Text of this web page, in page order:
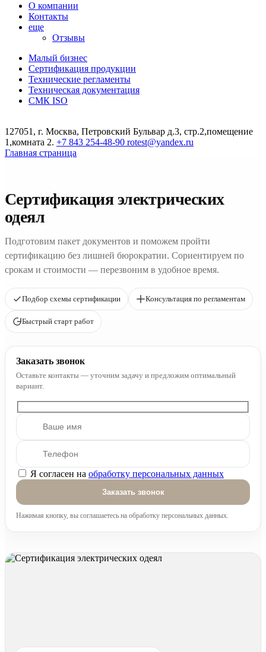
О компании
Контакты
еще
Отзывы
Малый бизнес
Сертификация продукции
Технические регламенты
Техническая документация
СМК ISO
127051, г. Москва, Петровский Бульвар д.3, стр.2,помещение
1,комната 2. +7 843 254-48-90 rotest@yandex.ru
Главная страница
Сертификация электрических
одеял
Подготовим пакет документов и поможем пройти
сертификацию без лишней бюрократии. Сориентируем по
срокам и стоимости — перезвоним в удобное время.
Подбор схемы сертификации Консультация по регламентам
Быстрый старт работ
Заказать звонок
Оставьте контакты — уточним задачу и предложим оптимальный
вариант.
Оставьте это поле пустым.
Я согласен на обработку персональных данных
Нажимая кнопку, вы соглашаетесь на обработку персональных данных.